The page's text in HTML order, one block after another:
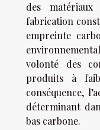
des
fabrication
empreinte
volonté des
produits à
conséquence,
déterminant
bas carbone.